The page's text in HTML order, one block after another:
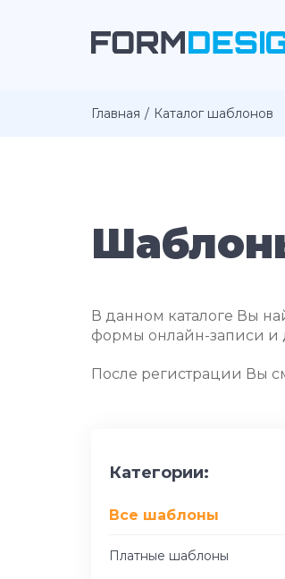
Главная Каталог шаблонов
В данном каталоге Вы
формы онлайн-записи и
После регистрации Вы
Категории:
Все шаблоны
Платные шаблоны